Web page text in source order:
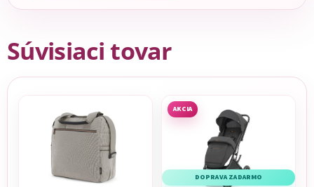
Súvisiaci tovar
AKCIA
DOPRAVA ZADARMO